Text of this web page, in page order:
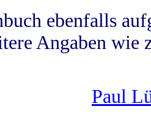
ebenfalls
Angaben wie
Paul